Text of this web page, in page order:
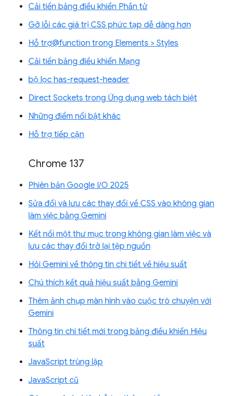
Cải tiến bảng điều khiển Phần tử
Gỡ lỗi các giá trị CSS phức tạp dễ dàng hơn
Hỗ trợ@function trong Elements > Styles
Cải tiến bảng điều khiển Mạng
bộ lọc has-request-header
Direct Sockets trong Ứng dụng web tách biệt
Những điểm nổi bật khác
Hỗ trợ tiếp cận
Chrome 137
Phiên bản Google I/O 2025
Sửa đổi và lưu các thay đổi về CSS vào không gian
làm việc bằng Gemini
Kết nối một thư mục trong không gian làm việc và
lưu các thay đổi trở lại tệp nguồn
Hỏi Gemini về thông tin chi tiết về hiệu suất
Chú thích kết quả hiệu suất bằng Gemini
Thêm ảnh chụp màn hình vào cuộc trò chuyện với
Gemini
Thông tin chi tiết mới trong bảng điều khiển Hiệu
suất
JavaScript trùng lặp
JavaScript cũ